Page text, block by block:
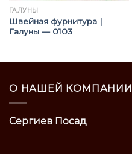
ГАЛУНЫ
Швейная фурнитура |
Галуны — 0103
О НАШЕЙ КОМПАНИИ
Сергиев Посад